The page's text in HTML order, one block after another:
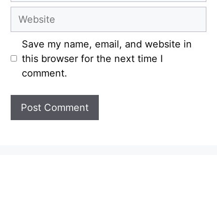
Website
Save my name, email, and website in
this browser for the next time I
comment.